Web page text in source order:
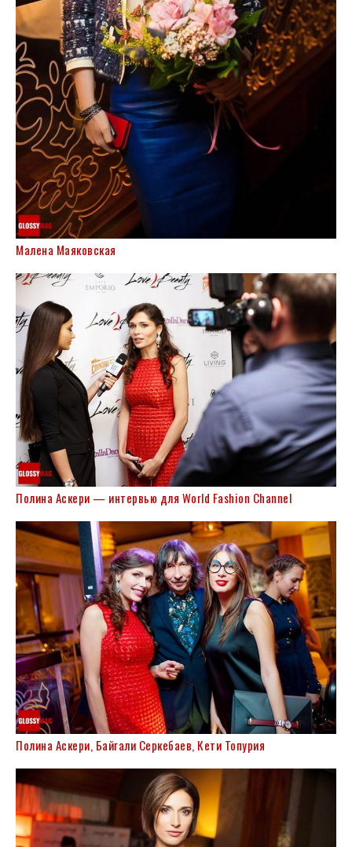
Малена Маяковская
Полина Аскери — интервью для World Fashion Channel
Полина Аскери, Байгали Серкебаев, Кети Топурия